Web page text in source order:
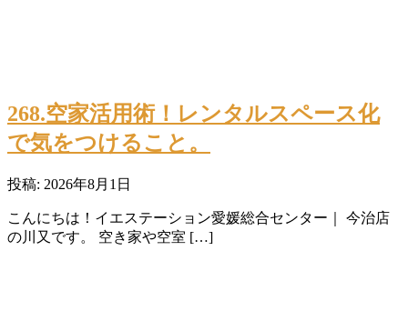
268.空家活用術！レンタルスペース化
で気をつけること。
投稿: 2026年8月1日
こんにちは！イエステーション愛媛総合センター｜ 今治店
の川又です。 空き家や空室 […]